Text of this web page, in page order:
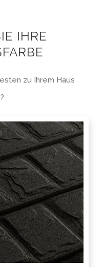
IHRE
zu Ihrem Haus